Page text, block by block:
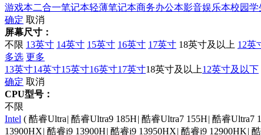
游戏本二合一笔记本轻薄笔记本商务办公本影音娱乐本校园学
确定 取消
屏幕尺寸：
不限 13英寸 14英寸 15英寸 16英寸 17英寸 18英寸及以上 12英
多选 更多
13英寸14英寸15英寸16英寸17英寸18英寸及以上12英寸及以下
确定 取消
CPU型号：
不限
Intel ( 酷睿Ultra| 酷睿Ultra9 185H| 酷睿Ultra7 155H| 酷睿Ultra7
13900HX| 酷睿i9 13900H| 酷睿i9 13950HX| 酷睿i9 12900HK|